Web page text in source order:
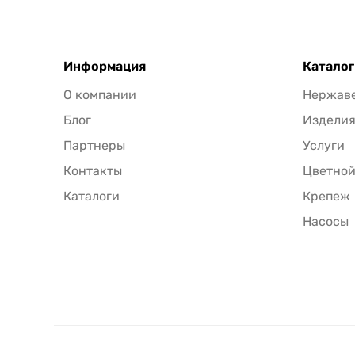
Информация
О компании
Блог
Партнеры
Контакты
Каталоги
Каталог
Изделия
Услуги
Крепеж
Насосы